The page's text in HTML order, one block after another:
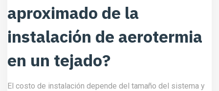
aproximado de la
instalación de aerotermia
en un tejado?
El costo de instalación depende del tamaño del sistema y